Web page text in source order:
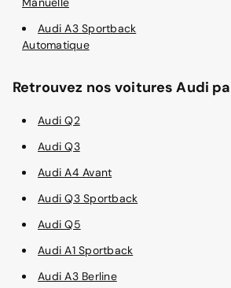
Audi A3 Sportback
Automatique
Retrouvez nos voitures Audi
Audi Q2
Audi Q3
Audi A4 Avant
Audi Q3 Sportback
Audi Q5
Audi A1 Sportback
Audi A3 Berline